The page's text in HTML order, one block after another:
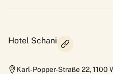
Hotel Schani
Karl-Popper-Straße 22,1100